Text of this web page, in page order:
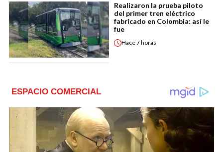
Realizaron la prueba piloto
del primer tren eléctrico
fabricado en Colombia: así le
fue
Hace7 horas